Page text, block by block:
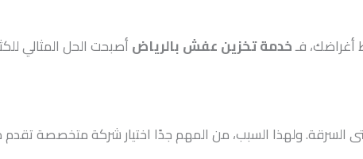
أغراضك، فـخدمة تخزين عفش بالرياضأصبحت الحل المثالي
السرقة. ولهذا السبب، من المهم جدًا اختيار شركة متخصصة